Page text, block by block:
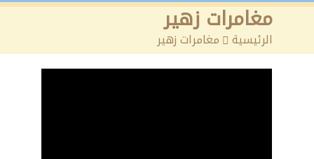
مغامرات زهير
الرئيسية > مغامرات زهير